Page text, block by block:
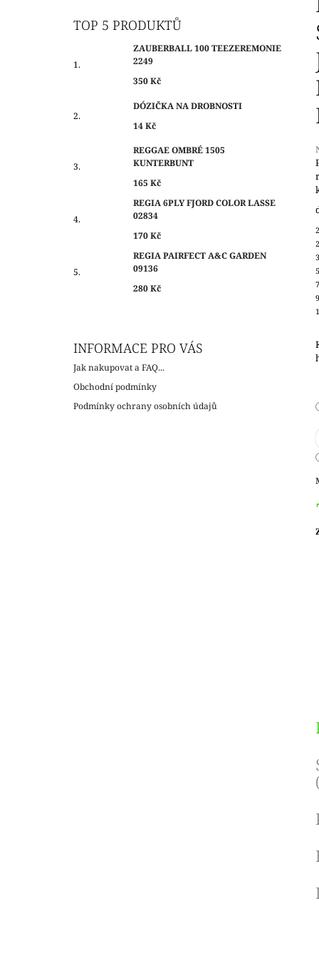
TOP 5 PRODUKTŮ
ZAUBERBALL 100 TEEZEREMONIE
2249
350 Kč
DÓZIČKA NA DROBNOSTI
14 Kč
REGGAE OMBRÉ 1505
KUNTERBUNT
165 Kč
REGIA 6PLY FJORD COLOR LASSE
02834
170 Kč
REGIA PAIRFECT A&C GARDEN
09136
280 Kč
INFORMACE PRO VÁS
Jak nakupovat a FAQ...
Obchodní podmínky
Podmínky ochrany osobních údajů
z
5